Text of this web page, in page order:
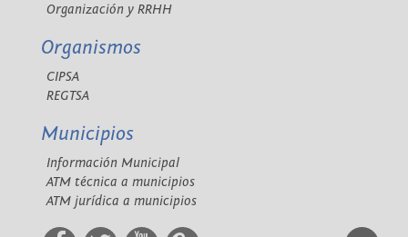
Organización y RRHH
Organismos
CIPSA
REGTSA
Municipios
Información Municipal
ATM técnica a municipios
ATM jurídica a municipios